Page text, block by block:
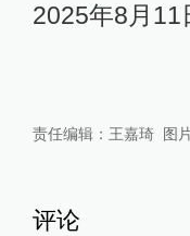
2025年8月11
责任编辑： 王嘉琦 图
评论